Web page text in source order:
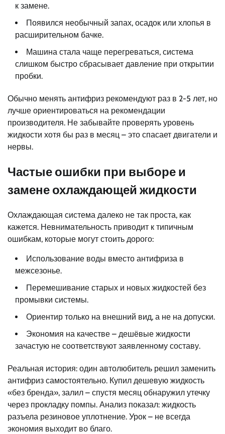
к замене.
Появился необычный запах, осадок или хлопья в
расширительном бачке.
Машина стала чаще перегреваться, система
слишком быстро сбрасывает давление при открытии
пробки.
Обычно менять антифриз рекомендуют раз в 2-5 лет, но
лучше ориентироваться на рекомендации
производителя. Не забывайте проверять уровень
жидкости хотя бы раз в месяц – это спасает двигатели и
нервы.
Частые ошибки при выборе и
замене охлаждающей жидкости
Охлаждающая система далеко не так проста, как
кажется. Невнимательность приводит к типичным
ошибкам, которые могут стоить дорого:
Использование воды вместо антифриза в
межсезонье.
Перемешивание старых и новых жидкостей без
промывки системы.
Ориентир только на внешний вид, а не на допуски.
Экономия на качестве – дешёвые жидкости
зачастую не соответствуют заявленному составу.
Реальная история: один автолюбитель решил заменить
антифриз самостоятельно. Купил дешевую жидкость
«без бренда», залил – спустя месяц обнаружил утечку
через прокладку помпы. Анализ показал: жидкость
разъела резиновое уплотнение. Урок – не всегда
экономия выходит во благо.